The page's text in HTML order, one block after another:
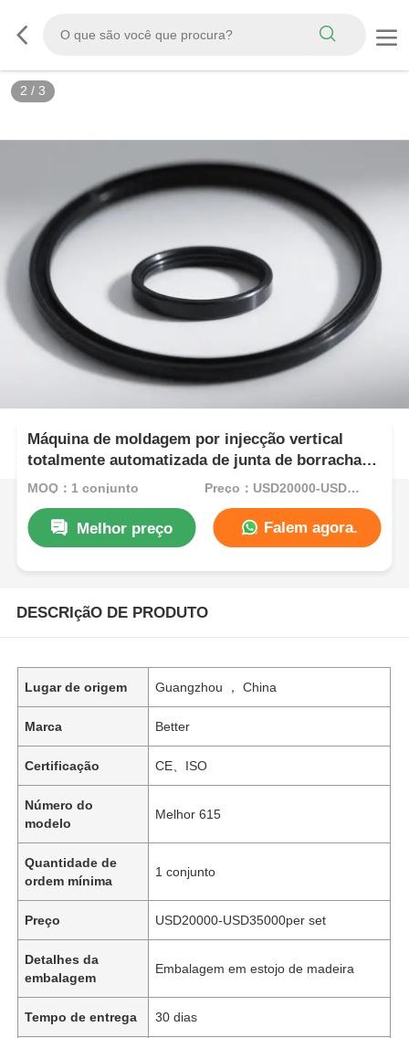
2 / 3
Máquina de moldagem por injecção vertical
totalmente automatizada de junta de borracha
de silicone líquido
MOQ：1 conjunto Preço：USD20000-USD35000per set
Melhor preço Falem agora.
DESCRIçãO DE PRODUTO
Lugar de origem Guangzhou ， China
Marca Better
Certificação CE、ISO
Número do
modelo
Melhor 615
Quantidade de
ordem mínima
1 conjunto
Preço USD20000-USD35000per set
Detalhes da
embalagem
Embalagem em estojo de madeira
Tempo de entrega 30 dias